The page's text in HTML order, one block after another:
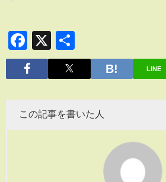
Facebook
X
有
LINE
この記事を書いた人